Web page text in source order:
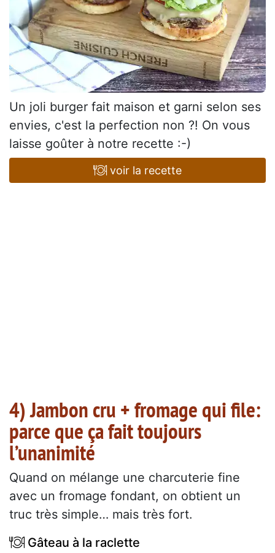
Un joli burger fait maison et garni selon ses
envies, c'est la perfection non ?! On vous
laisse goûter à notre recette :-)
voir la recette
4) Jambon cru + fromage qui file:
parce que ça fait toujours
l’unanimité
Quand on mélange une charcuterie fine
avec un fromage fondant, on obtient un
truc très simple… mais très fort.
Gâteau à la raclette